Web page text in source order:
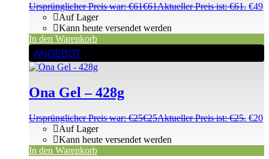
Ursprünglicher Preis war: €61€61Aktueller Preis ist: €61. €49
Auf Lager
Kann heute versendet werden
In den Warenkorb
ANGEBOT
Ona Gel – 428g
Ursprünglicher Preis war: €25€25Aktueller Preis ist: €25. €20
Auf Lager
Kann heute versendet werden
In den Warenkorb